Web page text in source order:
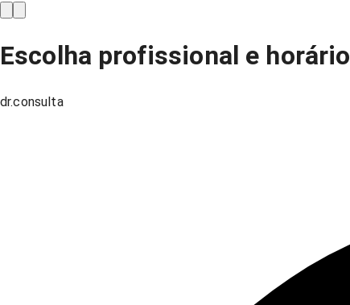
Escolha profissional e horário
dr.consulta